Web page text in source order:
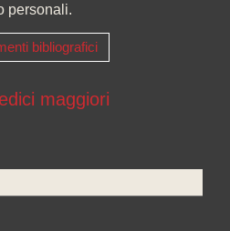
personali.
bibliografici
maggiori